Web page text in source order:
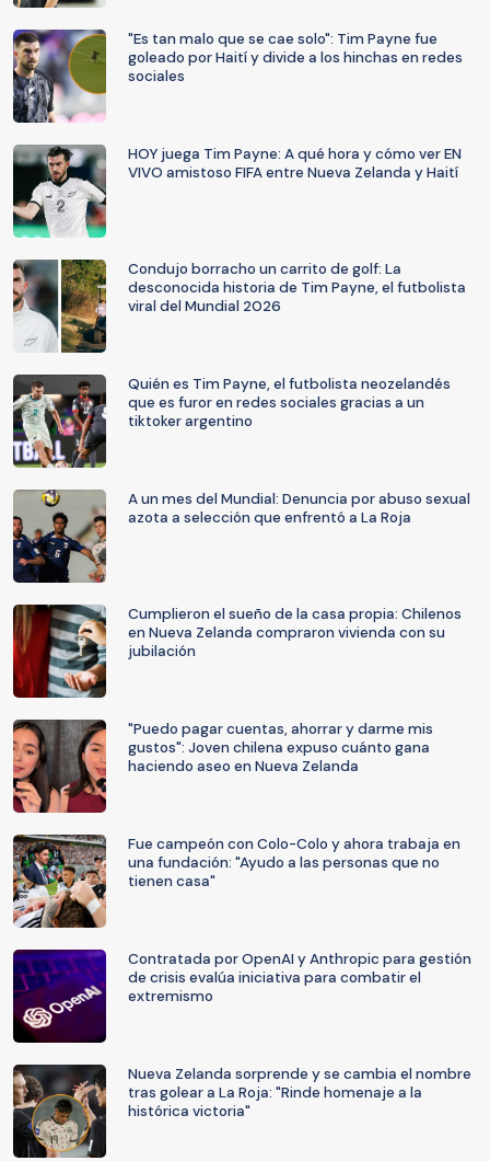
"Es tan malo que se cae solo": Tim Payne fue
goleado por Haití y divide a los hinchas en redes
sociales
HOY juega Tim Payne: A qué hora y cómo ver EN
VIVO amistoso FIFA entre Nueva Zelanda y Haití
Condujo borracho un carrito de golf: La
desconocida historia de Tim Payne, el futbolista
viral del Mundial 2026
Quién es Tim Payne, el futbolista neozelandés
que es furor en redes sociales gracias a un
tiktoker argentino
A un mes del Mundial: Denuncia por abuso sexual
azota a selección que enfrentó a La Roja
Cumplieron el sueño de la casa propia: Chilenos
en Nueva Zelanda compraron vivienda con su
jubilación
"Puedo pagar cuentas, ahorrar y darme mis
gustos": Joven chilena expuso cuánto gana
haciendo aseo en Nueva Zelanda
Fue campeón con Colo-Colo y ahora trabaja en
una fundación: "Ayudo a las personas que no
tienen casa"
Contratada por OpenAI y Anthropic para gestión
de crisis evalúa iniciativa para combatir el
extremismo
Nueva Zelanda sorprende y se cambia el nombre
tras golear a La Roja: "Rinde homenaje a la
histórica victoria"